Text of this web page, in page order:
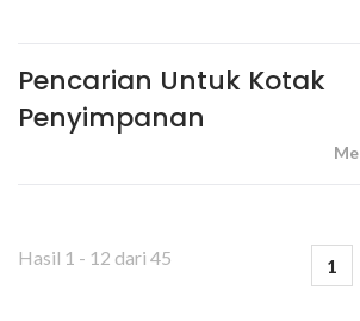
Pencarian Untuk Kotak
Penyimpanan
Hasil 1 - 12 dari 45 1